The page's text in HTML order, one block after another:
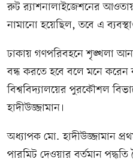
রুট র‍্যাশনালাইজেশনের
নামানো হয়েছিল, তবে এ
ঢাকায় গণপরিবহনে শৃঙ্খলা
বন্ধ করতে হবে বলে মনে করেন
বিশ্ববিদ্যালয়ের পুরকৌশল
হাদীউজ্জামান।
অধ্যাপক মো. হাদীউজ্জামান
পারমিট দেওয়ার বর্তমান